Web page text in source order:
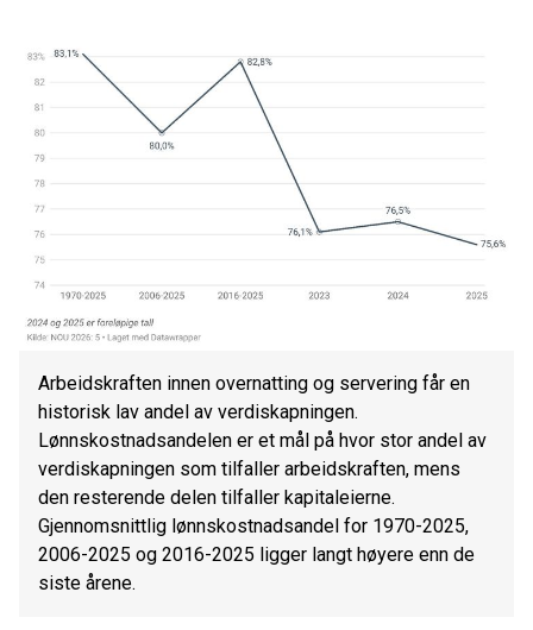
Arbeidskraften innen overnatting og servering får en
historisk lav andel av verdiskapningen.
Lønnskostnadsandelen er et mål på hvor stor andel av
verdiskapningen som tilfaller arbeidskraften, mens
den resterende delen tilfaller kapitaleierne.
Gjennomsnittlig lønnskostnadsandel for 1970-2025,
2006-2025 og 2016-2025 ligger langt høyere enn de
siste årene.